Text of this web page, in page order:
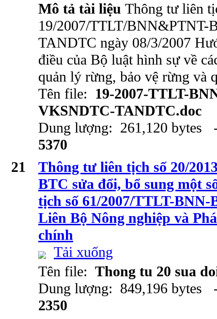
Mô tả tài liệu Thông tư liên
19/2007/TTLT/
TANDTC ngày 08/3/2007
điều của Bộ luật hình sự về
quản lý rừng, bảo vệ rừng và
Tên file: 19-2007-TTLT-
VKSNDTC-TANDTC.doc
Dung lượng: 261,120
5370
21
Thông tư liên tịch số 20/
BTC sửa đổi, bổ sung một
tịch số 61/2007/TTLT-BNN-
Liên Bộ Nông nghiệp và
chính
Tải xuống
Tên file: Thong tu 20 sua
Dung lượng: 849,196
2350